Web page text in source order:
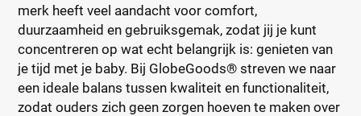
merk heeft veel aandacht voor comfort,
duurzaamheid en gebruiksgemak, zodat jij je kunt
concentreren op wat echt belangrijk is: genieten van
je tijd met je baby. Bij GlobeGoods® streven we naar
een ideale balans tussen kwaliteit en functionaliteit,
zodat ouders zich geen zorgen hoeven te maken over